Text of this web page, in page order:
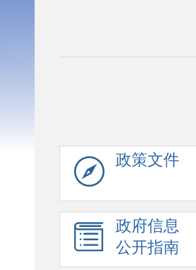
政策文件
政府信息
公开指南